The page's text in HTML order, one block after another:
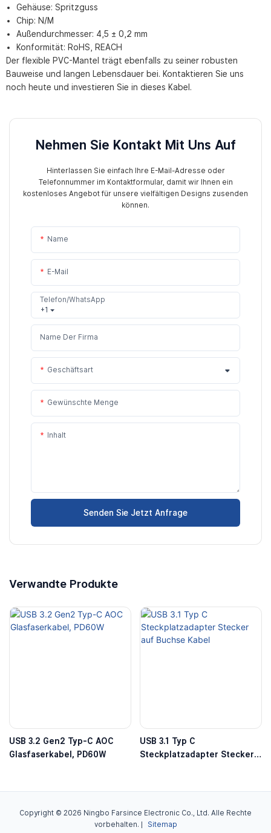
Gehäuse: Spritzguss
Chip: N/M
Außendurchmesser: 4,5 ± 0,2 mm
Konformität: RoHS, REACH
Der flexible PVC-Mantel trägt ebenfalls zu seiner robusten
Bauweise und langen Lebensdauer bei. Kontaktieren Sie uns
noch heute und investieren Sie in dieses Kabel.
Nehmen Sie Kontakt Mit Uns Auf
Hinterlassen Sie einfach Ihre E-Mail-Adresse oder
Telefonnummer im Kontaktformular, damit wir Ihnen ein
kostenloses Angebot für unsere vielfältigen Designs zusenden
können.
Name
E-Mail
+1
Telefon/WhatsApp
Name Der Firma
Geschäftsart
Gewünschte Menge
Inhalt
Senden Sie Jetzt Anfrage
Verwandte Produkte
USB 3.2 Gen2 Typ-C AOC
Glasfaserkabel, PD60W
USB 3.1 Typ C
Steckplatzadapter Stecker
Copyright © 2026 Ningbo Farsince Electronic Co., Ltd. Alle Rechte
vorbehalten. |
Sitemap